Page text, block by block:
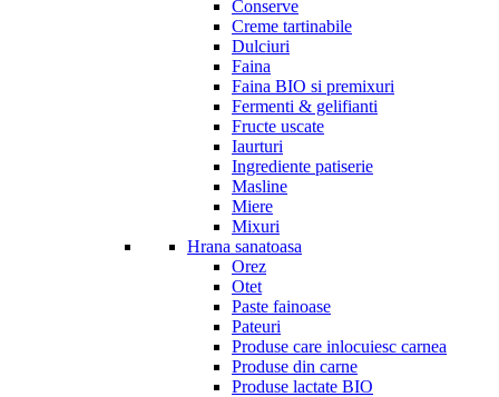
Conserve
Creme tartinabile
Dulciuri
Faina
Faina BIO si premixuri
Fermenti & gelifianti
Fructe uscate
Iaurturi
Ingrediente patiserie
Masline
Miere
Mixuri
Hrana sanatoasa
Orez
Otet
Paste fainoase
Pateuri
Produse care inlocuiesc carnea
Produse din carne
Produse lactate BIO